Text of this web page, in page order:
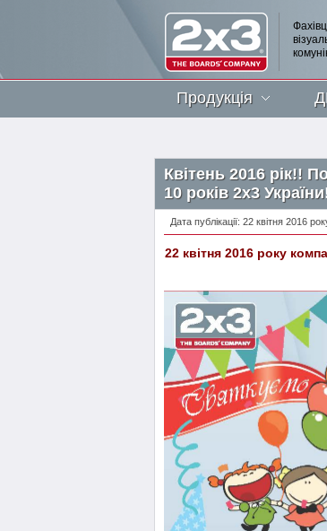
Продукція
Квітень 2016 рік!!
10 років 2х3
Дата публікації: 22 квітня 2016
22 квітня 2016 року